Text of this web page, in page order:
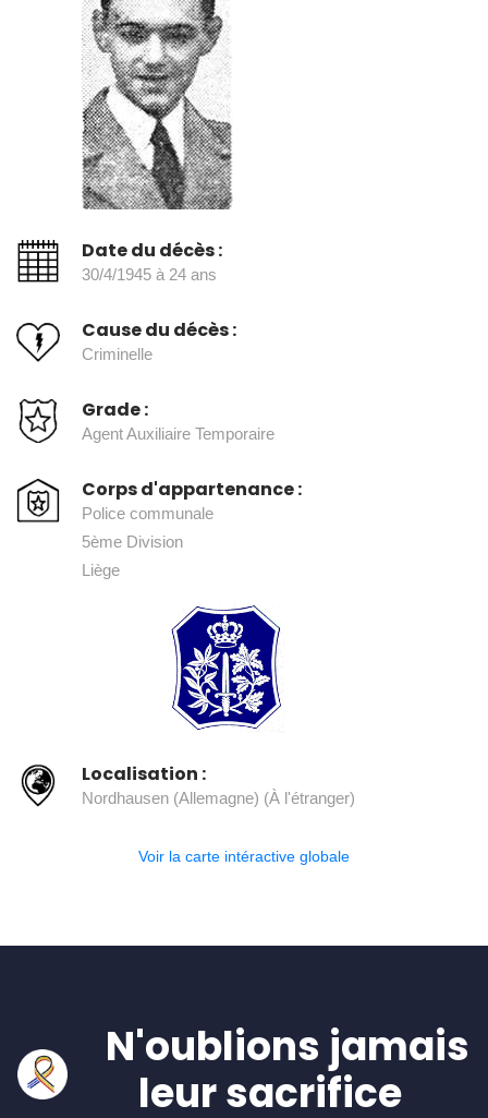
Date du décès :
30/4/1945 à 24 ans
Cause du décès :
Criminelle
Grade :
Agent Auxiliaire Temporaire
Corps d'appartenance :
Police communale
5ème Division
Liège
Localisation :
Nordhausen (Allemagne) (À l'étranger)
Voir la carte intéractive globale
N'oublions jamais
leur sacrifice